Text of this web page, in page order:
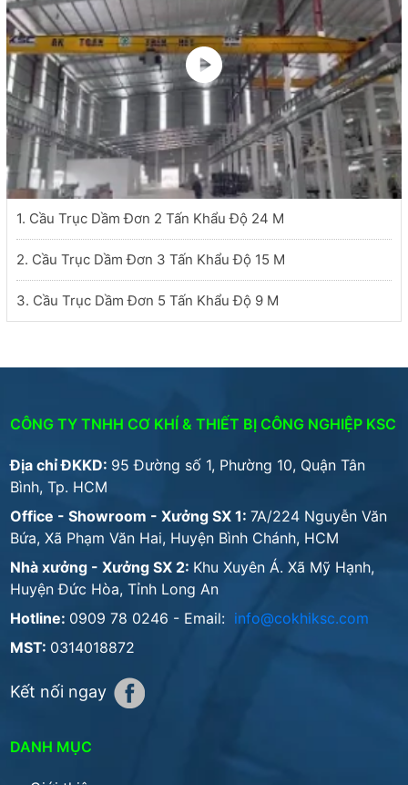
1. Cầu Trục Dầm Đơn 2 Tấn Khẩu Độ 24 M
2. Cầu Trục Dầm Đơn 3 Tấn Khẩu Độ 15 M
3. Cầu Trục Dầm Đơn 5 Tấn Khẩu Độ 9 M
CÔNG TY TNHH CƠ KHÍ & THIẾT BỊ CÔNG NGHIỆP KSC
Địa chỉ ĐKKD: 95 Đường số 1, Phường 10, Quận Tân
Bình, Tp. HCM
Office - Showroom - Xưởng SX 1:7A/224 Nguyễn Văn
Bứa, Xã Phạm Văn Hai, Huyện Bình Chánh, HCM
Nhà xưởng - Xưởng SX 2: Khu Xuyên Á. Xã Mỹ Hạnh,
Huyện Đức Hòa, Tỉnh Long An
Hotline: 0909 78 0246 - Email: info@cokhiksc.com
MST: 0314018872
Kết nối ngay
DANH MỤC